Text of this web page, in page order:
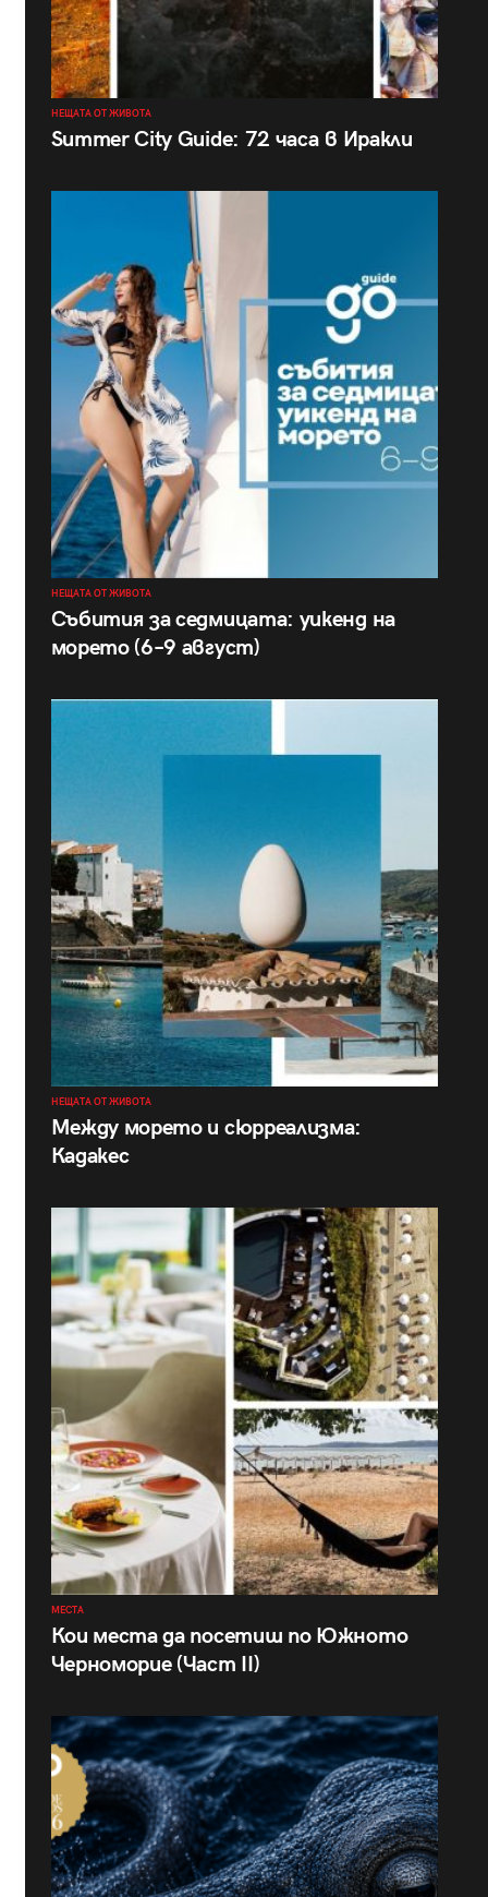
НЕЩАТА ОТ ЖИВОТА
Summer City Guide: 72 часа в Иракли
НЕЩАТА ОТ ЖИВОТА
Събития за седмицата: уикенд на
морето (6–9 август)
НЕЩАТА ОТ ЖИВОТА
Между морето и сюрреализма:
Кадакес
МЕСТА
Кои места да посетиш по Южното
Черноморие (Част II)